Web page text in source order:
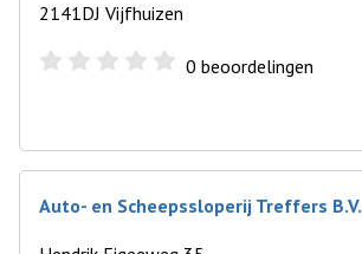
2141DJ Vijfhuizen
0 beoordelingen
Auto- en Scheepssloperij Treffers B.V.